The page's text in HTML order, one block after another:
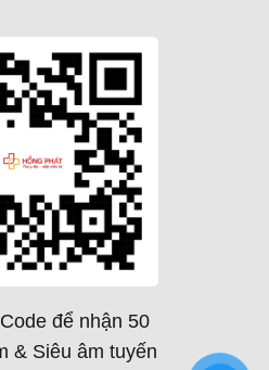
để nhận 50
& Siêu âm tuyến